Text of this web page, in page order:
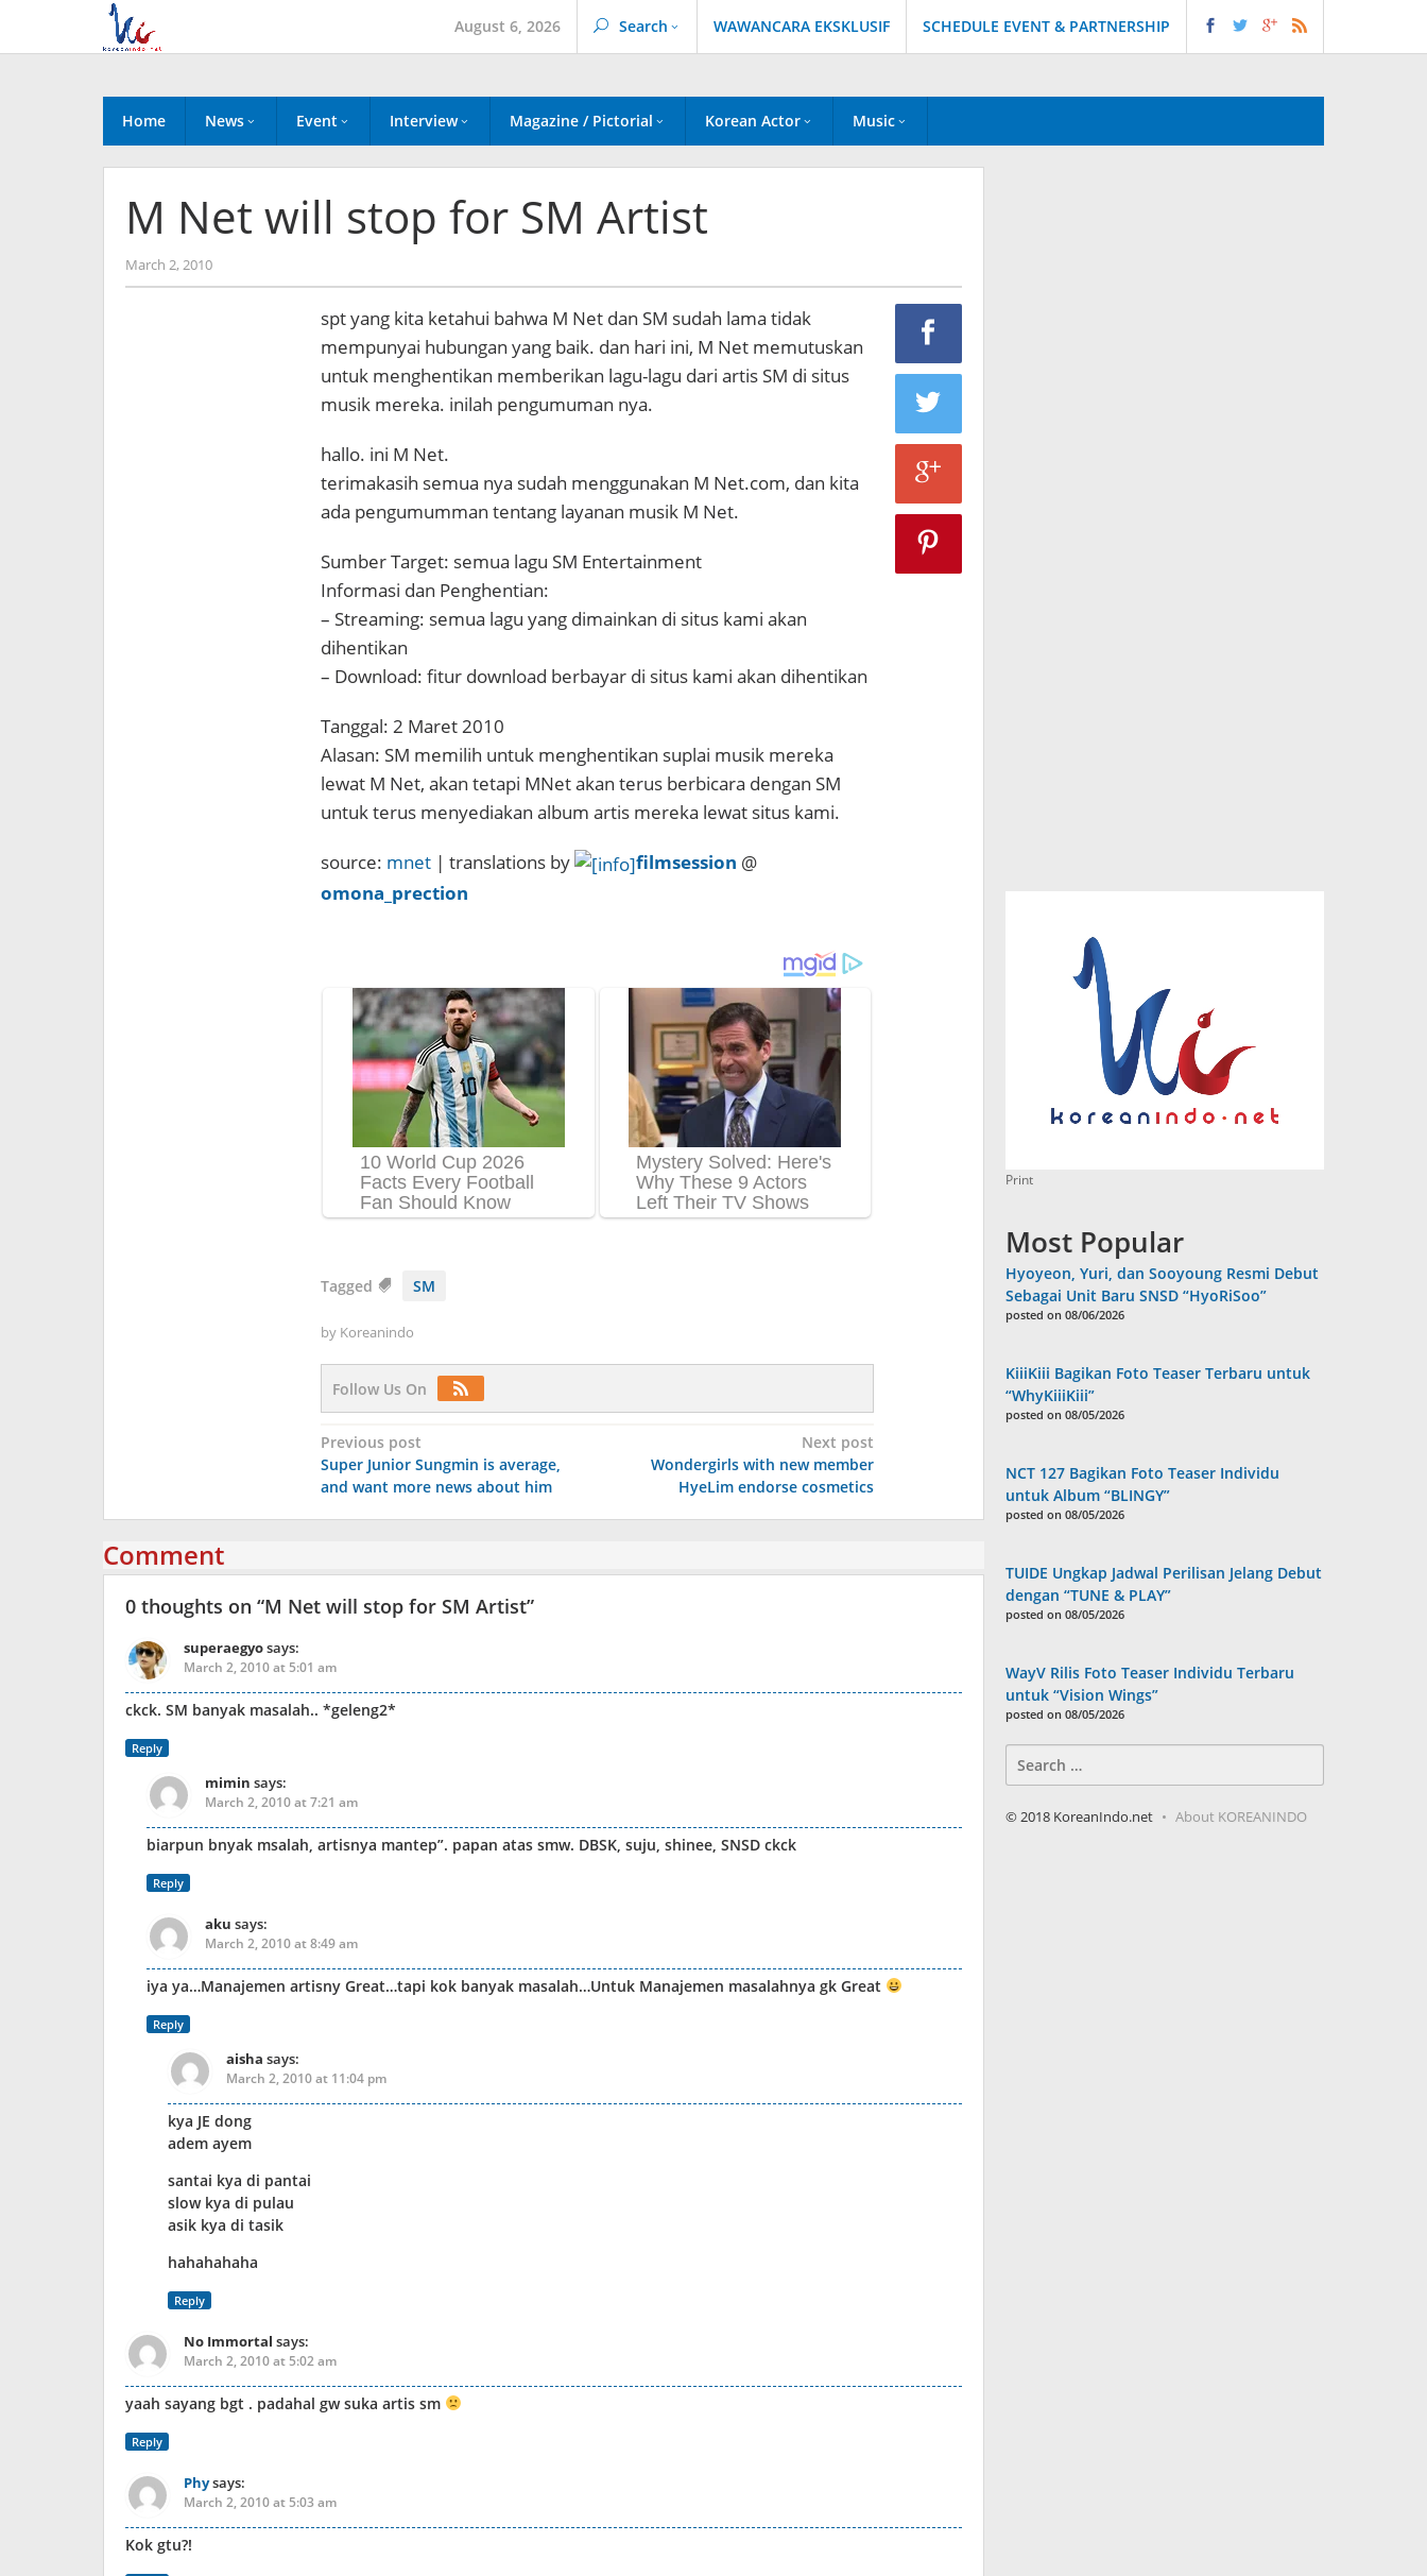
content
August 6, 2026 Search WAWANCARA EKSKLUSIF SCHEDULE EVENT & PARTNERSHIP
Home News Event Interview Magazine / Pictorial Korean Actor Music
M Net will stop for SM Artist
March 2, 2010by
Koreanindo
spt yang kita ketahui bahwa M Net dan SM sudah lama tidak
mempunyai hubungan yang baik. dan hari ini, M Net memutuskan
untuk menghentikan memberikan lagu-lagu dari artis SM di situs
musik mereka. inilah pengumuman nya.
hallo. ini M Net.
terimakasih semua nya sudah menggunakan M Net.com, dan kita
ada pengumumman tentang layanan musik M Net.
Sumber Target: semua lagu SM Entertainment
Informasi dan Penghentian:
– Streaming: semua lagu yang dimainkan di situs kami akan
dihentikan
– Download: fitur download berbayar di situs kami akan dihentikan
Tanggal: 2 Maret 2010
Alasan: SM memilih untuk menghentikan suplai musik mereka
lewat M Net, akan tetapi MNet akan terus berbicara dengan SM
untuk terus menyediakan album artis mereka lewat situs kami.
source: mnet| translations by filmsession @
omona_prection
Tagged SM
by Koreanindo
Follow Us On
Post
navigation
Previous post
Super Junior Sungmin is average,
and want more news about him
Next post
Wondergirls with new member
HyeLim endorse cosmetics
Comment
0 thoughts on “M Net will stop for SM Artist”
superaegyosays:
March 2, 2010 at 5:01 am
ckck. SM banyak masalah.. *geleng2*
Reply
mimin says:
March 2, 2010 at 7:21 am
biarpun bnyak msalah, artisnya mantep”. papan atas smw. DBSK, suju, shinee, SNSD ckck
Reply
aku says:
March 2, 2010 at 8:49 am
iya ya…Manajemen artisny Great…tapi kok banyak masalah…Untuk Manajemen masalahnya gk Great
Reply
aisha says:
March 2, 2010 at 11:04 pm
kya JE dong
adem ayem
santai kya di pantai
slow kya di pulau
asik kya di tasik
hahahahaha
Reply
No Immortal says:
March 2, 2010 at 5:02 am
yaah sayang bgt . padahal gw suka artis sm
Reply
Physays:
March 2, 2010 at 5:03 am
Kok gtu?!
Print
Most Popular
Hyoyeon, Yuri, dan Sooyoung Resmi Debut
Sebagai Unit Baru SNSD “HyoRiSoo”
posted on 08/06/2026
KiiiKiii Bagikan Foto Teaser Terbaru untuk
“WhyKiiiKiii”
posted on 08/05/2026
NCT 127 Bagikan Foto Teaser Individu
untuk Album “BLINGY”
posted on 08/05/2026
TUIDE Ungkap Jadwal Perilisan Jelang Debut
dengan “TUNE & PLAY”
posted on 08/05/2026
WayV Rilis Foto Teaser Individu Terbaru
untuk “Vision Wings”
posted on 08/05/2026
for:
© 2018 KoreanIndo.net About KOREANINDO